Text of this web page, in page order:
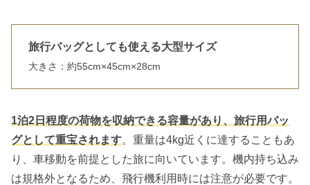
旅行バッグとしても使える大型サイズ
大きさ：約55cm×45cm×28cm
1泊2日程度の荷物を収納できる容量があり、旅行用バッ
グとして重宝されます。重量は4kg近くに達することもあ
り、車移動を前提とした旅に向いています。機内持ち込み
は規格外となるため、飛行機利用時には注意が必要です。